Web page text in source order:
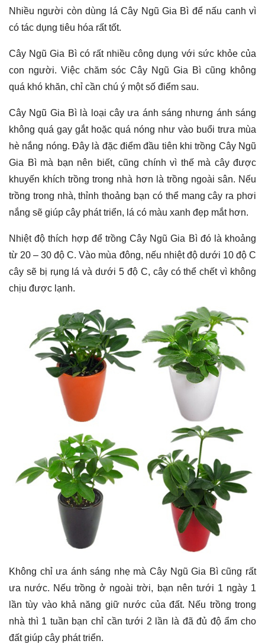
Nhiều người còn dùng lá Cây Ngũ Gia Bì để nấu canh vì
có tác dụng tiêu hóa rất tốt.
Cây Ngũ Gia Bì có rất nhiều công dụng với sức khỏe của
con người. Việc chăm sóc Cây Ngũ Gia Bì cũng không
quá khó khăn, chỉ cần chú ý một số điểm sau.
Cây Ngũ Gia Bì là loại cây ưa ánh sáng nhưng ánh sáng
không quá gay gắt hoặc quá nóng như vào buổi trưa mùa
hè nắng nóng. Đây là đặc điểm đầu tiên khi trồng Cây Ngũ
Gia Bì mà bạn nên biết, cũng chính vì thế mà cây được
khuyến khích trồng trong nhà hơn là trồng ngoài sân. Nếu
trồng trong nhà, thỉnh thoảng bạn có thể mang cây ra phơi
nắng sẽ giúp cây phát triển, lá có màu xanh đẹp mắt hơn.
Nhiệt độ thích hợp để trồng Cây Ngũ Gia Bì đó là khoảng
từ 20 – 30 độ C. Vào mùa đông, nếu nhiệt độ dưới 10 độ C
cây sẽ bị rụng lá và dưới 5 độ C, cây có thể chết vì không
chịu được lạnh.
Không chỉ ưa ánh sáng nhẹ mà Cây Ngũ Gia Bì cũng rất
ưa nước. Nếu trồng ở ngoài trời, bạn nên tưới 1 ngày 1
lần tùy vào khả năng giữ nước của đất. Nếu trồng trong
nhà thì 1 tuần bạn chỉ cần tưới 2 lần là đã đủ độ ẩm cho
đất giúp cây phát triển.